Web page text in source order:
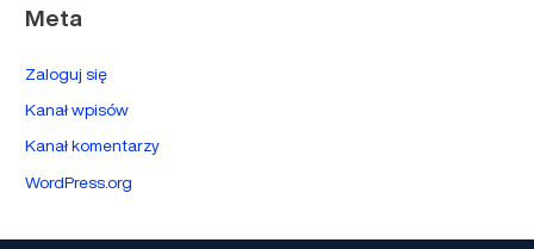
Meta
Zaloguj się
Kanał wpisów
Kanał komentarzy
WordPress.org